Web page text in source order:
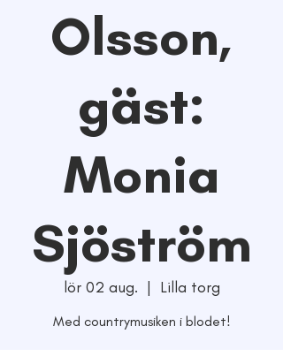
Olsson,
gäst:
Monia
Sjöström
lör 02 aug.
  |
Lilla torg